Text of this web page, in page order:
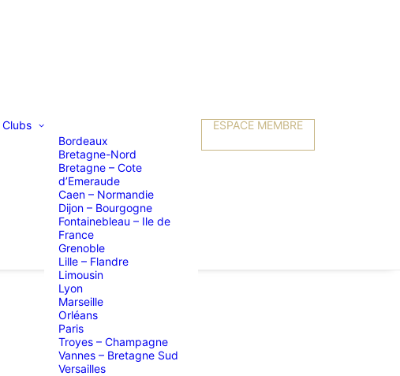
Clubs
Bordeaux
Bretagne-Nord
Bretagne – Cote
d’Emeraude
Caen – Normandie
Dijon – Bourgogne
Fontainebleau – Ile de
France
Grenoble
Lille – Flandre
Limousin
Lyon
Marseille
Orléans
Paris
Troyes – Champagne
Vannes – Bretagne Sud
Versailles
ESPACE MEMBRE